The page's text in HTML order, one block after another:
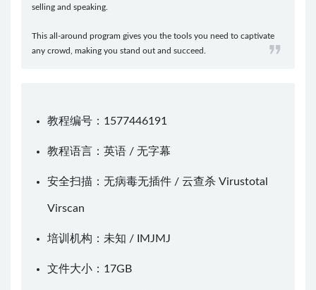
selling and speaking.
This all-around program gives you the tools you need to captivate
any crowd, making you stand out and succeed.
教程编号：1577446191
教程语言：英语 / 无字幕
安全扫描：无病毒无插件 / 云查杀 Virustotal
Virscan
培训机构：未知 / IMJMJ
文件大小：17GB